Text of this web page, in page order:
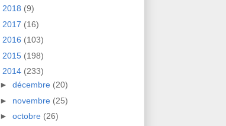
2018 (9)
2017 (16)
2016 (103)
2015 (198)
2014 (233)
► décembre (20)
► novembre (25)
► octobre (26)